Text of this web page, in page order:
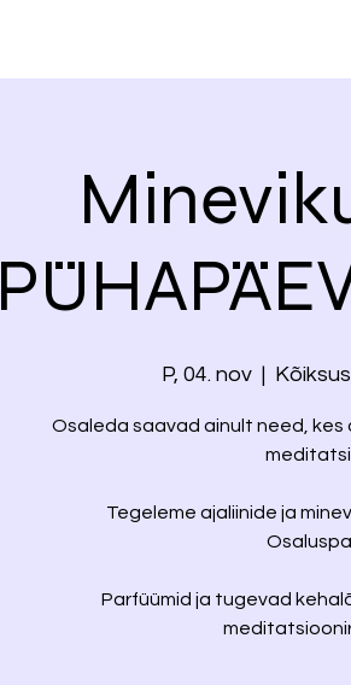
P, 04. nov
  |
Osaleda saavad ainult need, kes
Tegeleme ajaliinide ja
Parfüümid ja tugevad